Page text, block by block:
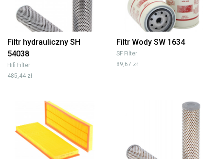
Filtr hydrauliczny SH
54038
Hifi Filter
485,44 zł
Filtr Wody SW 1634
SF Filter
89,67 zł